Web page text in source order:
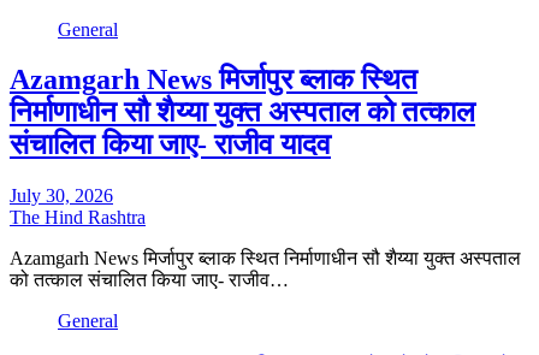
General
Azamgarh News मिर्जापुर ब्लाक स्थित
निर्माणाधीन सौ शैय्या युक्त अस्पताल को तत्काल
संचालित किया जाए- राजीव यादव
July 30, 2026
The Hind Rashtra
Azamgarh News मिर्जापुर ब्लाक स्थित निर्माणाधीन सौ शैय्या युक्त अस्पताल
को तत्काल संचालित किया जाए- राजीव…
General